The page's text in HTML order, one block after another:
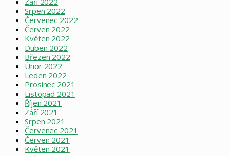
Srpen 2022
Červenec 2022
Červen 2022
Květen 2022
Duben 2022
Březen 2022
Únor 2022
Leden 2022
Prosinec 2021
Listopad 2021
Říjen 2021
Září 2021
Srpen 2021
Červenec 2021
Červen 2021
Květen 2021